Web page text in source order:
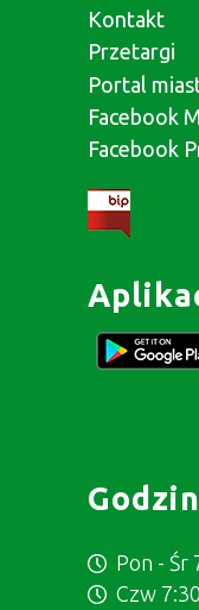
Kontakt
Przetargi
Portal
Facebook
Facebook
Pon - Śr
Czw